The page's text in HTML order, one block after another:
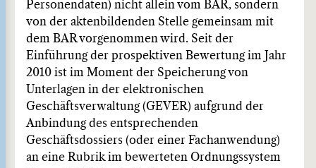
Personendaten) nicht allein vom BAR, sondern
von der aktenbildenden Stelle gemeinsam mit
dem BAR vorgenommen wird. Seit der
Einführung der prospektiven Bewertung im Jahr
2010 ist im Moment der Speicherung von
Unterlagen in der elektronischen
Geschäftsverwaltung (GEVER) aufgrund der
Anbindung des entsprechenden
Geschäftsdossiers (oder einer Fachanwendung)
an eine Rubrik im bewerteten Ordnungssystem